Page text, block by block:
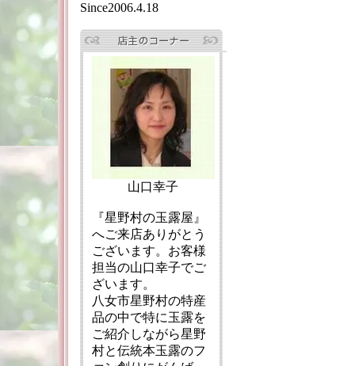
Since2006.4.18
山口幸子
『星野村の玉露屋』
へご来店ありがとう
ございます。お客様
担当の山口幸子でご
ざいます。
八女市星野村の特産
品の中で特に玉露を
ご紹介しながら星野
村と伝統本玉露のフ